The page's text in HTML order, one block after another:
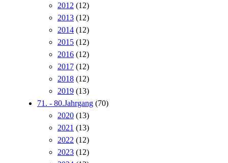
2012 (12)
2013 (12)
2014 (12)
2015 (12)
2016 (12)
2017 (12)
2018 (12)
2019 (13)
71. - 80.Jahrgang (70)
2020 (13)
2021 (13)
2022 (12)
2023 (12)